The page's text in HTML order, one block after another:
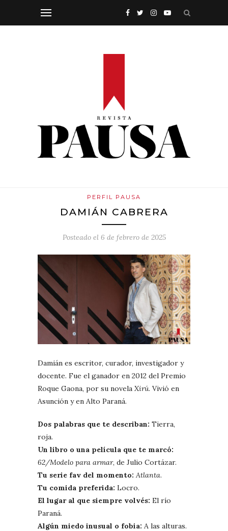
PERFIL PAUSA
DAMIÁN CABRERA
Posteado el 6 de febrero de 2025
Damián es escritor, curador, investigador y
docente. Fue el ganador en 2012 del Premio
Roque Gaona, por su novela Xirú. Vivió en
Asunción y en Alto Paraná.
Dos palabras que te describan: Tierra,
roja.
Un libro o una película que te marcó:
62/Modelo para armar, de Julio Cortázar.
Tu serie fav del momento: Atlanta.
Tu comida preferida: Locro.
El lugar al que siempre volvés: El río
Paraná.
Algún miedo inusual o fobia: A las alturas.